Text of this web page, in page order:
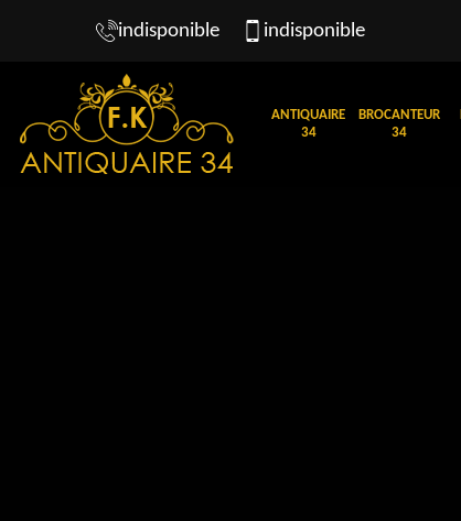
indisponible indisponible
ANTIQUAIRE
34
BROCANTEUR
34